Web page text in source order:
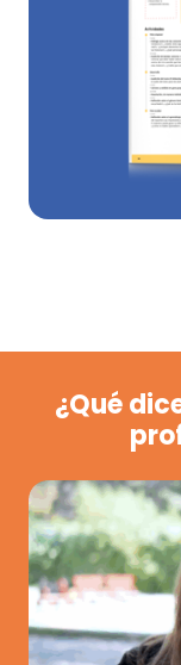
¿Qué